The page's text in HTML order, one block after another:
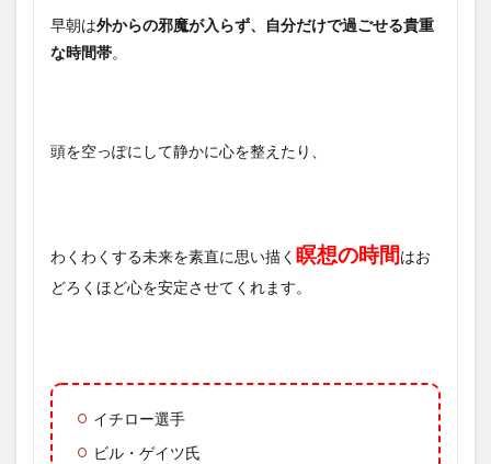
早朝は外からの邪魔が入らず、自分だけで過ごせる貴重
な時間帯。
頭を空っぽにして静かに心を整えたり、
わくわくする未来を素直に思い描く 瞑想の時間はお
どろくほど心を安定させてくれます。
イチロー選手
ビル・ゲイツ氏